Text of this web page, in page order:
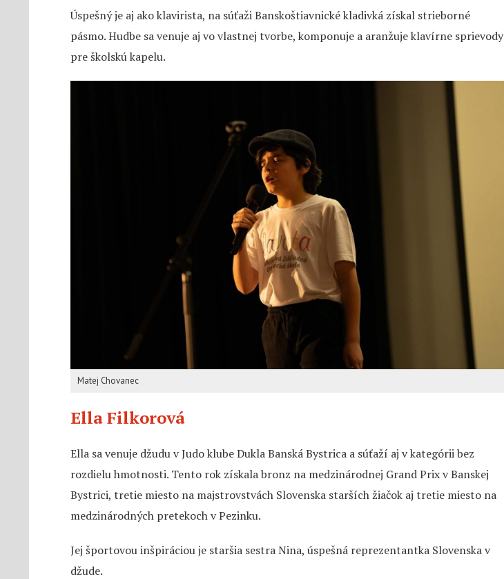
Úspešný je aj ako klavirista, na súťaži Banskoštiavnické kladivká získal strieborné
pásmo. Hudbe sa venuje aj vo vlastnej tvorbe, komponuje a aranžuje klavírne sprievody
pre školskú kapelu.
Matej Chovanec
Ella Filkorová
Ella sa venuje džudu v Judo klube Dukla Banská Bystrica a súťaží aj v kategórii bez
rozdielu hmotnosti. Tento rok získala bronz na medzinárodnej Grand Prix v Banskej
Bystrici, tretie miesto na majstrovstvách Slovenska starších žiačok aj tretie miesto na
medzinárodných pretekoch v Pezinku.
Jej športovou inšpiráciou je staršia sestra Nina, úspešná reprezentantka Slovenska v
džude.